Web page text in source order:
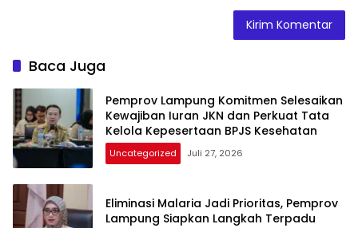
Baca Juga
Pemprov Lampung Komitmen Selesaikan
Kewajiban Iuran JKN dan Perkuat Tata
Kelola Kepesertaan BPJS Kesehatan
Uncategorized Juli 27, 2026
Eliminasi Malaria Jadi Prioritas, Pemprov
Lampung Siapkan Langkah Terpadu